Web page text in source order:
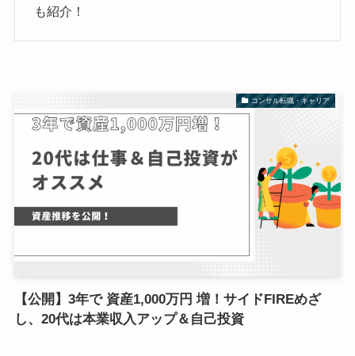
も紹介！
コンサル転職・キャリア
【公開】3年で 資産1,000万円 増！サイドFIREめざ
し、20代は本業収入アップ＆自己投資